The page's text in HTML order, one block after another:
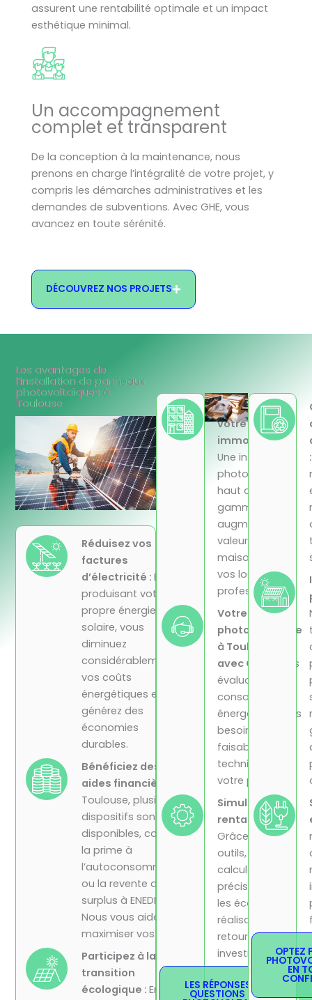
assurent une rentabilité optimale et un impact
esthétique minimal.
Un accompagnement
complet et transparent
De la conception à la maintenance, nous
prenons en charge l’intégralité de votre projet, y
compris les démarches administratives et les
demandes de subventions. Avec GHE, vous
avancez en toute sérénité.
DÉCOUVREZ NOS PROJETS
Les avantages de
l’installation de panneaux
photovoltaïques à
Toulouse
Réduisez vos
factures
d’électricité : En
produisant votre
propre énergie
solaire, vous
diminuez
considérablement
vos coûts
énergétiques et
générez des
économies
durables.
Bénéficiez des
aides financières :
Toulouse, plusieurs
dispositifs sont
disponibles, comme
la prime à
l’autoconsommation
ou la revente de
surplus à ENEDIS.
Nous vous aidons à
maximiser vos droits.
Participez à la
transition
écologique : En
Valorisez
votre bien
immobilier :
Une installation
photovoltaïque
haut de
gamme
augmente la
valeur de votre
maison ou de
vos locaux
professionnels.
Votre projet
photovoltaïque
à Toulouse
avec GHE :
Nous
évaluons votre
consommation
énergétique, vos
besoins et la
faisabilité
technique de
votre projet.
Simulation de
rentabilité:
Grâce à nos
outils, nous
calculons
précisément
les économies
réalisables et le
retour sur
investissement.
LES RÉPONSES À VOS
QUESTIONS SUR LE
OPTEZ
EN